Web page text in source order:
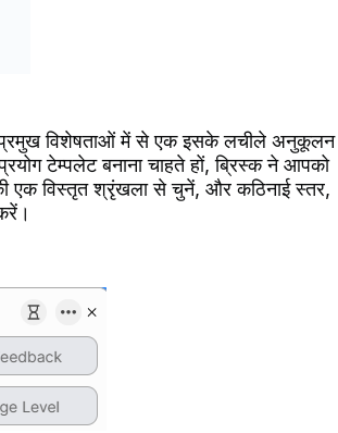
प्रमुख विशेषताओं में से एक इसके लचीले अनुकूलन
टेम्पलेट बनाना चाहते हों, ब्रिस्क ने आपको
की एक विस्तृत श्रृंखला से चुनें, और कठिनाई स्तर,